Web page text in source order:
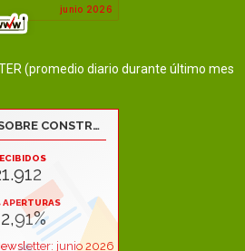
(promedio diario durante último mes